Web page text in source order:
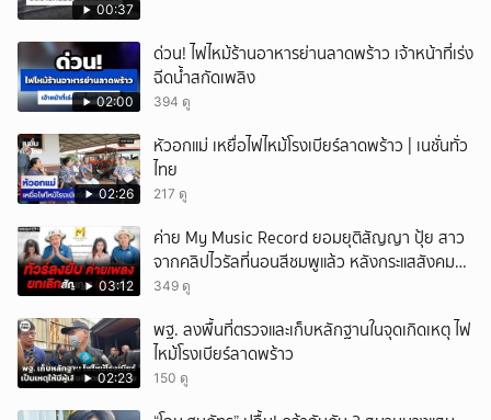
00:37
02:00
ด่วน! ไฟไหม้ร้านอาหารย่านลาดพร้าว เจ้าหน้าที่เร่ง
ฉีดน้ำสกัดเพลิง
394 ดู
02:26
หัวอกแม่ เหยื่อไฟไหม้โรงเบียร์ลาดพร้าว | เนชั่นทั่ว
ไทย
217 ดู
03:12
ค่าย My Music Record ยอมยุติสัญญา ปุ้ย สาว
จากคลิปไวรัลที่นอนสีชมพูแล้ว หลังกระแสสังคม
และคนในวงการวิจารณ์เรื่องความเหมาะสม
349 ดู
02:23
พฐ. ลงพื้นที่ตรวจและเก็บหลักฐานในจุดเกิดเหตุ ไฟ
ไหม้โรงเบียร์ลาดพร้าว
150 ดู